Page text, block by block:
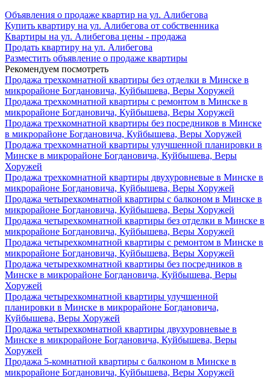
Объявления о продаже квартир на ул. Алибегова
Купить квартиру на ул. Алибегова от собственника
Квартиры на ул. Алибегова цены - продажа
Продать квартиру на ул. Алибегова
Разместить объявление о продаже квартиры
Рекомендуем посмотреть
Продажа трехкомнатной квартиры без отделки в Минске в
микрорайоне Богдановича, Куйбышева, Веры Хоружей
Продажа трехкомнатной квартиры с ремонтом в Минске в
микрорайоне Богдановича, Куйбышева, Веры Хоружей
Продажа трехкомнатной квартиры без посредников в Минске
в микрорайоне Богдановича, Куйбышева, Веры Хоружей
Продажа трехкомнатной квартиры улучшенной планировки в
Минске в микрорайоне Богдановича, Куйбышева, Веры
Хоружей
Продажа трехкомнатной квартиры двухуровневые в Минске в
микрорайоне Богдановича, Куйбышева, Веры Хоружей
Продажа четырехкомнатной квартиры с балконом в Минске в
микрорайоне Богдановича, Куйбышева, Веры Хоружей
Продажа четырехкомнатной квартиры без отделки в Минске в
микрорайоне Богдановича, Куйбышева, Веры Хоружей
Продажа четырехкомнатной квартиры с ремонтом в Минске в
микрорайоне Богдановича, Куйбышева, Веры Хоружей
Продажа четырехкомнатной квартиры без посредников в
Минске в микрорайоне Богдановича, Куйбышева, Веры
Хоружей
Продажа четырехкомнатной квартиры улучшенной
планировки в Минске в микрорайоне Богдановича,
Куйбышева, Веры Хоружей
Продажа четырехкомнатной квартиры двухуровневые в
Минске в микрорайоне Богдановича, Куйбышева, Веры
Хоружей
Продажа 5-комнатной квартиры с балконом в Минске в
микрорайоне Богдановича, Куйбышева, Веры Хоружей